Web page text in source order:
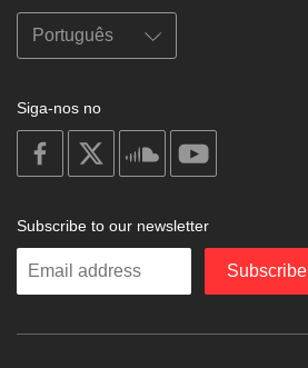
Siga-nos no
on
facebook
soundcloud
Subscribe to our newsletter
Enter
Subscribe